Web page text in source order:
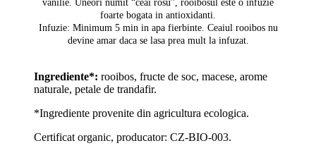
vanilie. Uneori numit “ceai rosu”, rooibosul este o infuzie
foarte bogata in antioxidanti.
Infuzie: Minimum 5 min in apa fierbinte. Ceaiul rooibos nu
devine amar daca se lasa prea mult la infuzat.
Ingrediente*: rooibos, fructe de soc, macese, arome
naturale, petale de trandafir.
*Ingrediente provenite din agricultura ecologica.
Certificat organic, producator: CZ-BIO-003.